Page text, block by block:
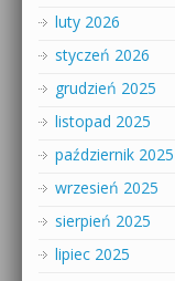
luty 2026
styczeń 2026
grudzień 2025
listopad 2025
październik 2025
wrzesień 2025
sierpień 2025
lipiec 2025